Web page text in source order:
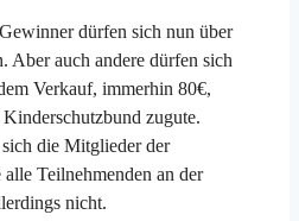
dürfen sich nun über
Aber auch andere dürfen sich
Verkauf, immerhin 80€,
zugute.
die Mitglieder der
Teilnehmenden an der
nicht.